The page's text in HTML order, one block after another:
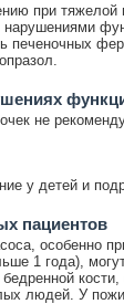
при тяжелой
печеночных
не
у детей и
пациентов
особенно
1 года),
людей. У